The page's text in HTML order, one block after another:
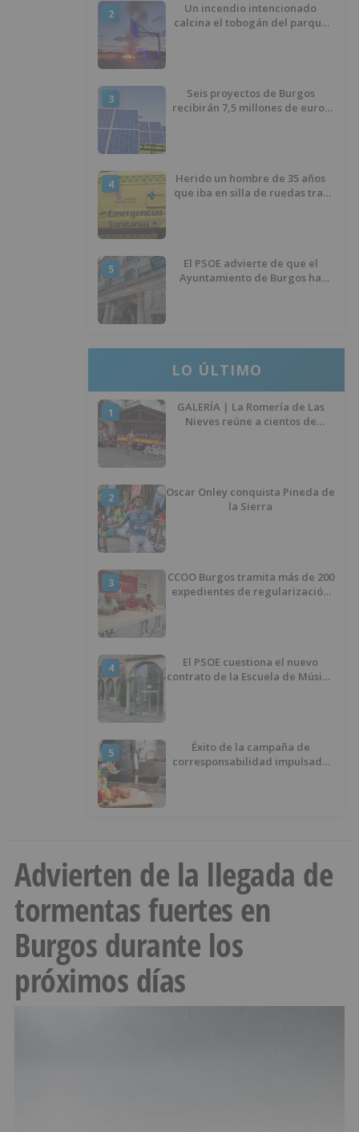
2
Un incendio intencionado
calcina el tobogán del parque
3
Seis proyectos de Burgos
recibirán 7,5 millones de euros
4
Herido un hombre de 35 años
que iba en silla de ruedas tras
5
El PSOE advierte de que el
Ayuntamiento de Burgos ha
LO ÚLTIMO
1
GALERÍA | La Romería de Las
Nieves reúne a cientos de
2
Oscar Onley conquista Pineda de
la Sierra
3
CCOO Burgos tramita más de 200
expedientes de regularización
4
El PSOE cuestiona el nuevo
contrato de la Escuela de Música
5
Éxito de la campaña de
corresponsabilidad impulsada
Advierten de la llegada de
tormentas fuertes en
Burgos durante los
próximos días